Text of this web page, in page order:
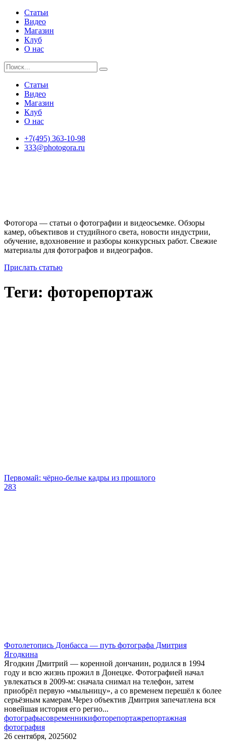
Статьи
Видео
Магазин
Клуб
О нас
Статьи
Видео
Магазин
Клуб
О нас
+7(495) 363-10-98
333@photogora.ru
Фотогора — статьи о фотографии и видеосъемке. Обзоры
камер, объективов и студийного света, новости индустрии,
обучение, вдохновение и разборы конкурсных работ. Свежие
материалы для фотографов и видеографов.
Прислать статью
Теги: фоторепортаж
Первомай: чёрно‑белые кадры из прошлого
283
Фотолетопись Донбасса — путь фотографа Дмитрия
Ягодкина
Ягодкин Дмитрий — коренной дончанин, родился в 1994
году и всю жизнь прожил в Донецке. Фотографией начал
увлекаться в 2009-м: сначала снимал на телефон, затем
приобрёл первую «мыльницу», а со временем перешёл к более
серьёзным камерам.Через объектив Дмитрия запечатлена вся
новейшая история его регио...
фотографысовременникифоторепортажрепортажная
фотография
26 сентября, 2025602